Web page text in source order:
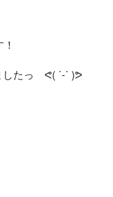
したっ ᕙ( ˙-˙ )ᕗ